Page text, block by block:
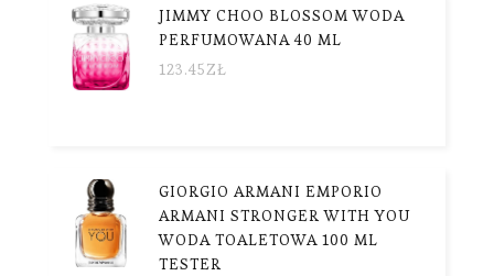
JIMMY CHOO BLOSSOM WODA
PERFUMOWANA 40 ML
123.45ZŁ
GIORGIO ARMANI EMPORIO
ARMANI STRONGER WITH YOU
WODA TOALETOWA 100 ML
TESTER